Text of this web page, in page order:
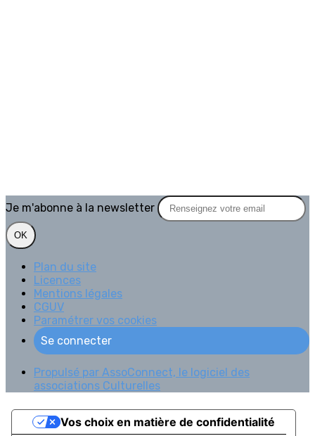
Je m'abonne à la newsletter
OK
Plan du site
Licences
Mentions légales
CGUV
Paramétrer vos cookies
Se connecter
Propulsé par AssoConnect, le logiciel des
associations Culturelles
Vos choix en matière de confidentialité